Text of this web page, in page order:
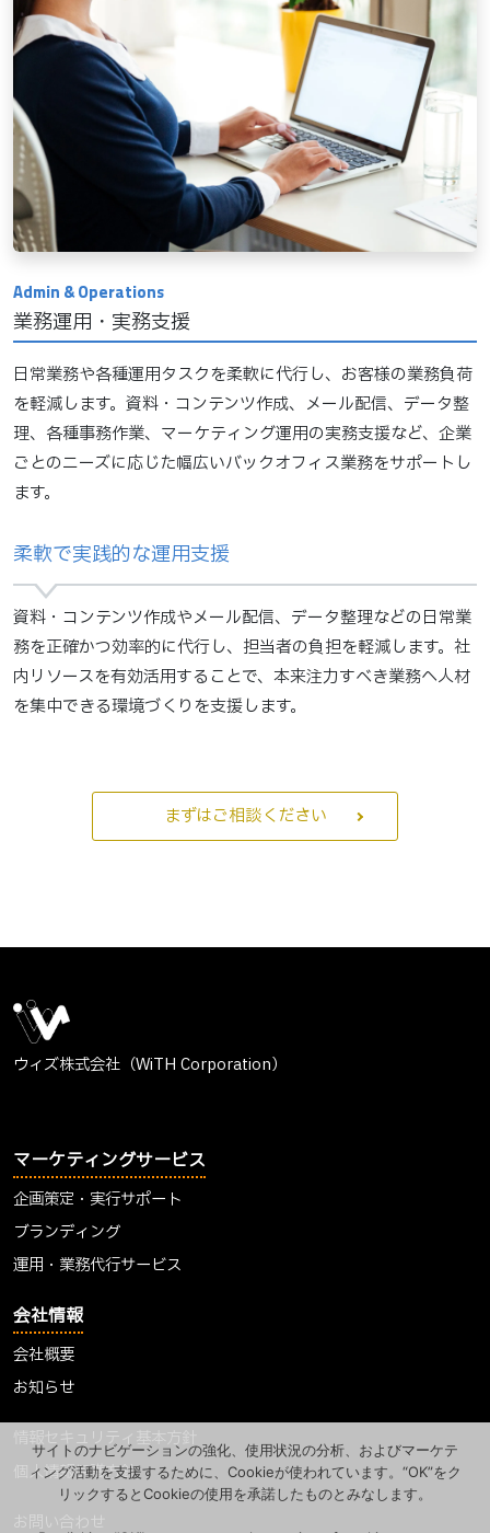
業務運用・実務支援
日常業務や各種運用タスクを柔軟に代行し、お客様の業務負荷
を軽減します。資料・コンテンツ作成、メール配信、データ整
理、各種事務作業、マーケティング運用の実務支援など、企業
ごとのニーズに応じた幅広いバックオフィス業務をサポートし
ます。
柔軟で実践的な運用支援
資料・コンテンツ作成やメール配信、データ整理などの日常業
務を正確かつ効率的に代行し、担当者の負担を軽減します。社
内リソースを有効活用することで、本来注力すべき業務へ人材
を集中できる環境づくりを支援します。
まずはご相談ください
ウィズ株式会社（WiTH Corporation）
マーケティングサービス
企画策定・実行サポート
ブランディング
運用・業務代行サービス
会社情報
会社概要
お知らせ
情報セキュリティ基本方針
個人情報保護方針
お問い合わせ
サイトのナビゲーションの強化、使用状況の分析、およびマーケテ
ィング活動を支援するために、Cookieが使われています。“OK”をク
リックするとCookieの使用を承諾したものとみなします。